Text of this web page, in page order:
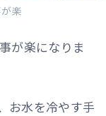
楽
が楽になりま
お水を冷やす手